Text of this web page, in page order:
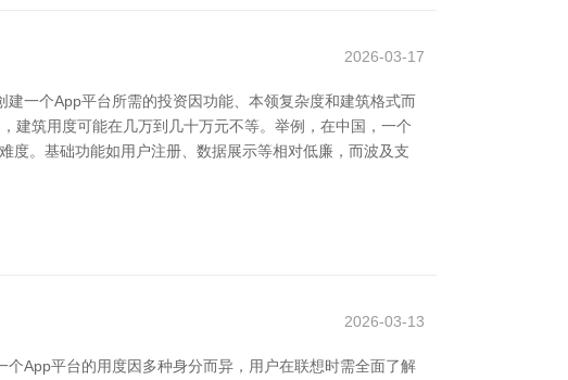
2026-03-17
一个App平台所需的投资因功能、本领复杂度和建筑格式而
建筑用度可能在几万到几十万元不等。举例，在中国，一个
度。基础功能如用户注册、数据展示等相对低廉，而波及支
2026-03-13
App平台的用度因多种身分而异，用户在联想时需全面了解